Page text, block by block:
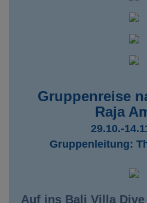
Gruppenreise
Raja
29.10.-
Gruppenleitung:
Auf ins Bali Villa